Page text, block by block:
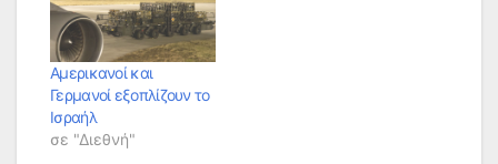
Αμερικανοί και
Γερμανοί εξοπλίζουν το
Ισραήλ
σε "Διεθνή"